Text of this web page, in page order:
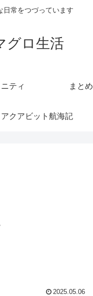
日常をつづっています
グロ生活
ティ まとめ
アクアビット航海記
2025.05.06